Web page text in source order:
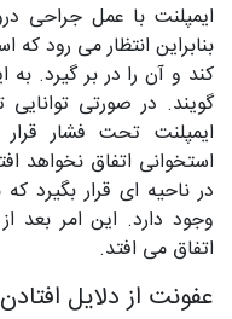
ایمپلنت با عمل جراحی
بنابراین انتظار می رود
کند و آن را در بر گیرد.
گویند. در صورتی
ایمپلنت تحت فشار
استخوانی اتفاق نخواهد
در ناحیه ای قرار بگیرد
وجود دارد. این امر
اتفاق می افتد.
عفونت از دلایل